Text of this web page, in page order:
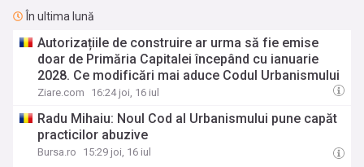
În ultima lună
Autorizațiile de construire ar urma să fie emise
doar de Primăria Capitalei începând cu ianuarie
2028. Ce modificări mai aduce Codul Urbanismului
Ziare.com 16:24 joi, 16 iul
Radu Mihaiu: Noul Cod al Urbanismului pune capăt
practicilor abuzive
Bursa.ro 15:29 joi, 16 iul